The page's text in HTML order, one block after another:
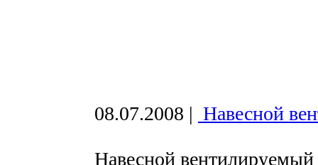
08.07.2008 | Навесной
Навесной вентилируемый